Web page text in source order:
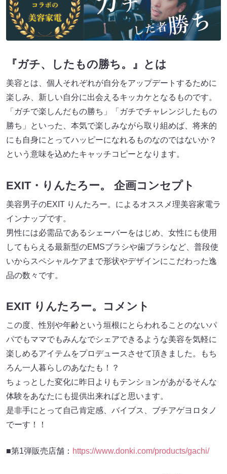
『ガチ、したもの勝ち。』とは
美容とは、個人それぞれが自分をアップデートするために
楽しみ、新しい自分に出会えるキッカケとなるものです。
「ガチで楽しんだもの勝ち」「ガチでチャレンジしたもの
勝ち」といった、本気で楽しみながら取り組めば、将来的
にも自身にとってハッピーになれるものなのではないか？
という意味を込めたキャッチコピーとなります。
EXIT・りんたろー。 企画コンセプト
美容男子のEXIT りんたろー。によるオススメ理美容家電ラ
インナップです。
男性には必需品であるシェーバーをはじめ、女性にも使用
してもらえる最新型のEMSブラシや歯ブラシなど、普段使
いからスペシャルケアまで形状やデザインにこだわった逸
品の数々です。
EXIT りんたろー。コメント
この度、性別や年齢という垣根にとらわれることのないパ
パでもママでもみんなでシェアできるような美容を気軽に
楽しめるアイテムをプロデュースさせて頂きました。もち
ろん一人暮らしのあなたも！？
ちょっとした変化に昨日よりもテンションがあがるそんな
体験をあなたにも提供出来ればと思います。
是非手にとって自己肯定感、バイブス、ブチアゲヨロタノ
でーす！！
■第1弾販売店舗： https://www.donki.com/products/gachi/